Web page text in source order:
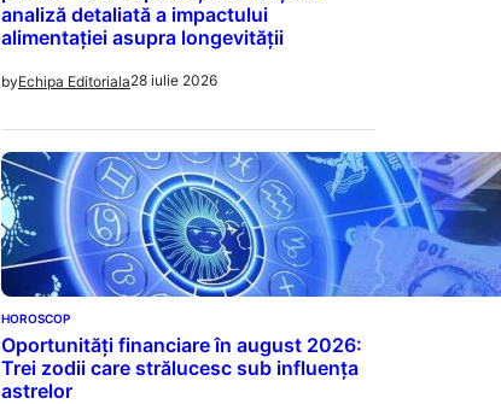
analiză detaliată a impactului
alimentației asupra longevității
byEchipa Editoriala28 iulie 2026
HOROSCOP
Oportunități financiare în august 2026:
Trei zodii care strălucesc sub influența
astrelor